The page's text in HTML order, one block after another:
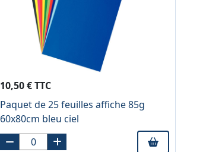
10,50 € TTC
Paquet de 25 feuilles affiche 85g
60x80cm bleu ciel